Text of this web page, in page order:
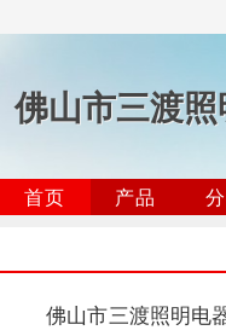
佛山市三渡
首页 产品
佛山市三渡照明电